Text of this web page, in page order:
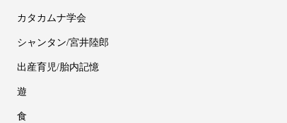
カタカムナ学会
シャンタン/宮井陸郎
出産育児/胎内記憶
遊
食